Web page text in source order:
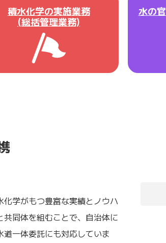
積水化学の実施業務
(総括管理業務)
水の
学がもつ豊富な実績とノウハ
同体を組むことで、自治体に
一体委託にも対応していま